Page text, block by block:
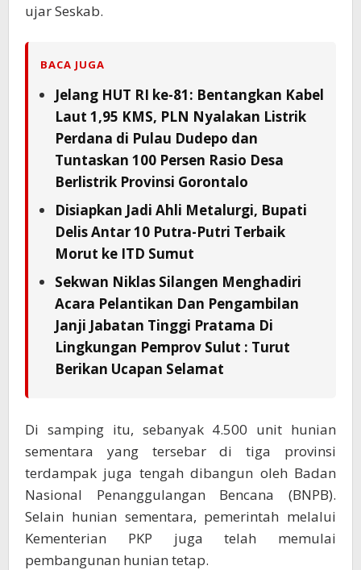
ujar Seskab.
BACA JUGA
Jelang HUT RI ke-81: Bentangkan Kabel
Laut 1,95 KMS, PLN Nyalakan Listrik
Perdana di Pulau Dudepo dan
Tuntaskan 100 Persen Rasio Desa
Berlistrik Provinsi Gorontalo
Disiapkan Jadi Ahli Metalurgi, Bupati
Delis Antar 10 Putra-Putri Terbaik
Morut ke ITD Sumut
Sekwan Niklas Silangen Menghadiri
Acara Pelantikan Dan Pengambilan
Janji Jabatan Tinggi Pratama Di
Lingkungan Pemprov Sulut : Turut
Berikan Ucapan Selamat
Di samping itu, sebanyak 4.500 unit hunian
sementara yang tersebar di tiga provinsi
terdampak juga tengah dibangun oleh Badan
Nasional Penanggulangan Bencana (BNPB).
Selain hunian sementara, pemerintah melalui
Kementerian PKP juga telah memulai
pembangunan hunian tetap.